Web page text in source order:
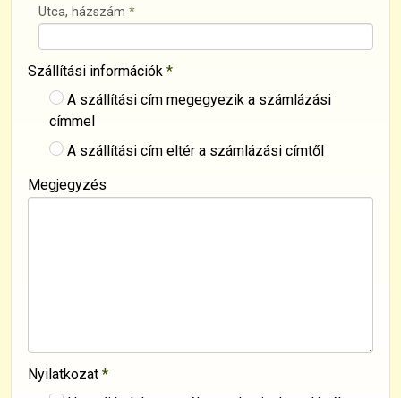
Utca, házszám *
Szállítási információk *
A szállítási cím megegyezik a számlázási
címmel
A szállítási cím eltér a számlázási címtől
Megjegyzés
Nyilatkozat *